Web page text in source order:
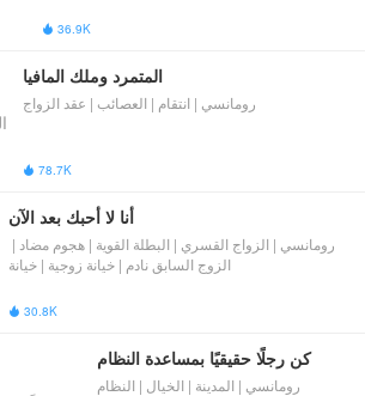
 36.9K
المتمرد وملك المافيا
رومانسي | انتقام | العصائب | عقد الزواج
 78.7K
أنا لا أحبك بعد الآن
رومانسي | الزواج القسري | البطلة القوية | هجوم مضاد | ​
الزوج السابق نادم​​ | خيانة زوجية | خيانة
 30.8K
كن رجلًا حقيقيًا بمساعدة النظام
رومانسي | المدينة | الخيال | النظام